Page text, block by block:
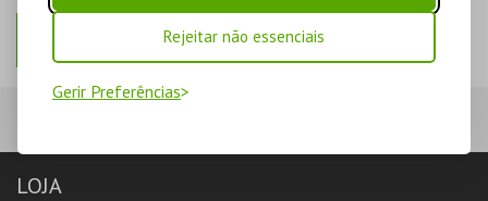
Rejeitar não essenciais
Gerir Preferências
LOJA